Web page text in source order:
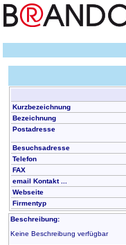
Kurzbezeichnung
Bezeichnung
Postadresse
Besuchsadresse
Telefon
FAX
email Kontakt ...
Webseite
Firmentyp
Beschreibung:
Keine Beschreibung verfügbar